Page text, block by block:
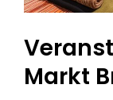
Markt